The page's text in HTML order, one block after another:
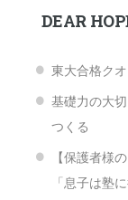
DEAR
東大合格ク
基礎力の大
つくる
【保護者様
「息子は塾